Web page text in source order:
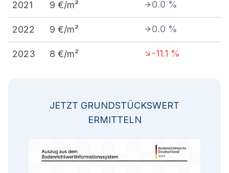
2021 9 €/m² 0.0 %
2022 9 €/m² 0.0 %
2023 8 €/m² -11.1 %
JETZT GRUNDSTÜCKSWERT
ERMITTELN